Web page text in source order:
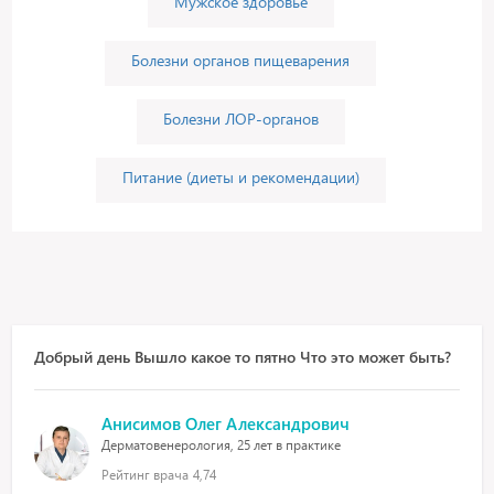
Болезни органов пищеварения
Болезни ЛОР-органов
Питание (диеты и рекомендации)
Добрый день Вышло какое то пятно Что это может быть?
Анисимов Олег Александрович
Дерматовенерология, 25 лет в практике
Рейтинг врача 4,74